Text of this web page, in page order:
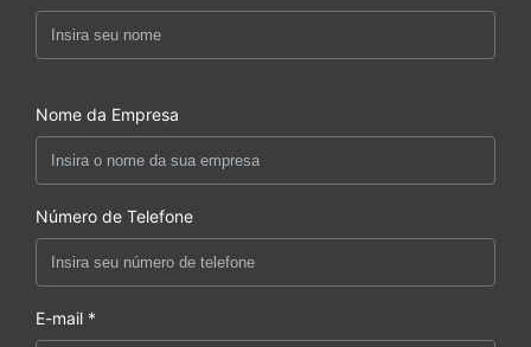
Nome da Empresa
Número de Telefone
E-mail *